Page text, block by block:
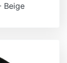
Beige